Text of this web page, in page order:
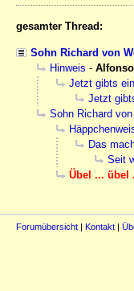
gesamter Thread:
Sohn Richard von
Hinweis - Alfonso
Jetzt gibts
Jetzt
Sohn Richard
Das
Seit
Übel ... übel
Forumübersicht Kontakt